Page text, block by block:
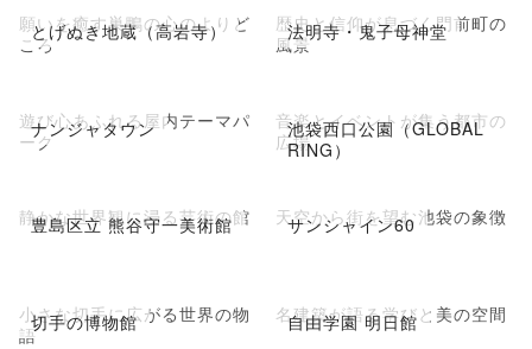
とげぬき地蔵（高岩寺）
願いを癒す巣鴨の心のよりど
ころ
法明寺・鬼子母神堂
歴史と信仰が息づく門前町の
風景
ナンジャタウン
遊び心あふれる屋内テーマパ
ーク
池袋西口公園（GLOBAL
RING）
音楽とイベントが集う都市の
広場
豊島区立 熊谷守一美術館
静かな世界観に浸る芸術の館 サンシャイン60
天空から街を望む池袋の象徴
切手の博物館
小さな切手に広がる世界の物
語
自由学園 明日館
名建築が語る学びと美の空間